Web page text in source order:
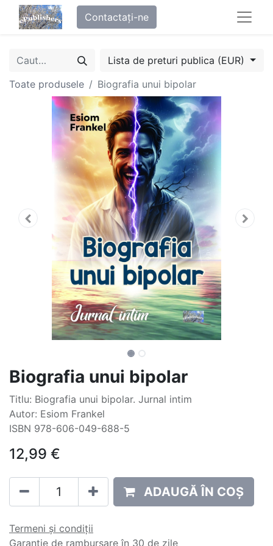
Contactați-ne
Lista de preturi publica (EUR)
Toate produsele
Biografia unui bipolar
Biografia unui bipolar
Titlu: Biografia unui bipolar. Jurnal intim
Autor: Esiom Frankel
ISBN 978-606-049-688-5
12,99 €
ADAUGĂ ÎN COȘ
Termeni și condiții
Garanție de rambursare în 30 de zile